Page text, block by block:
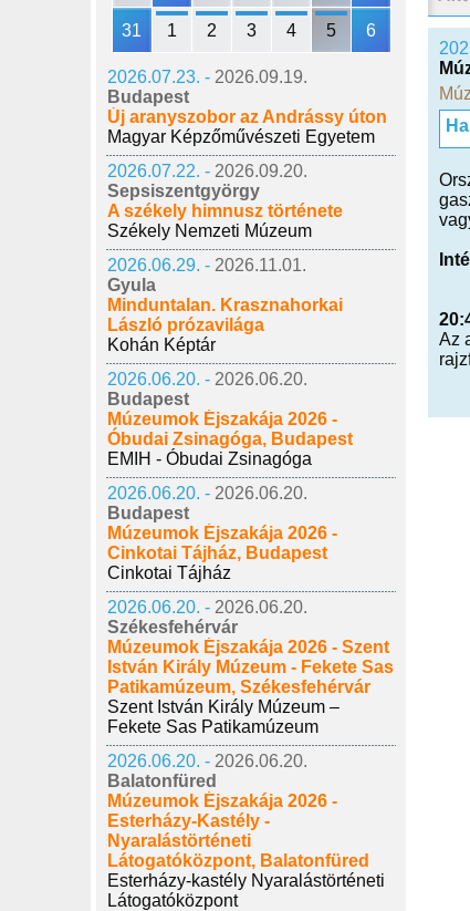
31 1 2 3 4 5 6
2026.07.23. - 2026.09.19.
Budapest
Új aranyszobor az Andrássy úton
Magyar Képzőművészeti Egyetem
2026.07.22. - 2026.09.20.
Sepsiszentgyörgy
A székely himnusz története
Székely Nemzeti Múzeum
2026.06.29. - 2026.11.01.
Gyula
Minduntalan. Krasznahorkai
László prózavilága
Kohán Képtár
2026.06.20. - 2026.06.20.
Budapest
Múzeumok Éjszakája 2026 -
Óbudai Zsinagóga, Budapest
EMIH - Óbudai Zsinagóga
2026.06.20. - 2026.06.20.
Budapest
Múzeumok Éjszakája 2026 -
Cinkotai Tájház, Budapest
Cinkotai Tájház
2026.06.20. - 2026.06.20.
Székesfehérvár
Múzeumok Éjszakája 2026 - Szent
István Király Múzeum - Fekete Sas
Patikamúzeum, Székesfehérvár
Szent István Király Múzeum –
Fekete Sas Patikamúzeum
2026.06.20. - 2026.06.20.
Balatonfüred
Múzeumok Éjszakája 2026 -
Esterházy-Kastély -
Nyaralástörténeti
Látogatóközpont, Balatonfüred
Esterházy-kastély Nyaralástörténeti
Látogatóközpont
Az